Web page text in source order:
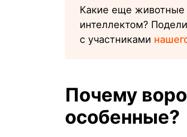
Какие еще
интеллектом?
с участниками
Почему
особенные?